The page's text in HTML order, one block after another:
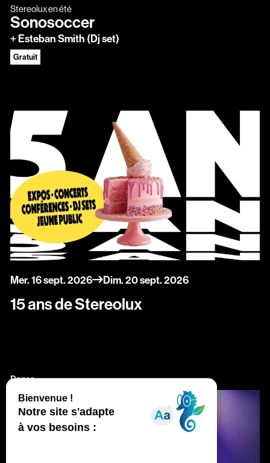
Stereolux en été
Sonosoccer
+ Esteban Smith (Dj set)
Gratuit
du
mercredi
Mer.16septembre
sept.2026
au dimanche
Dim.20septembre
sept.2026
15 ans de Stereolux
Danse